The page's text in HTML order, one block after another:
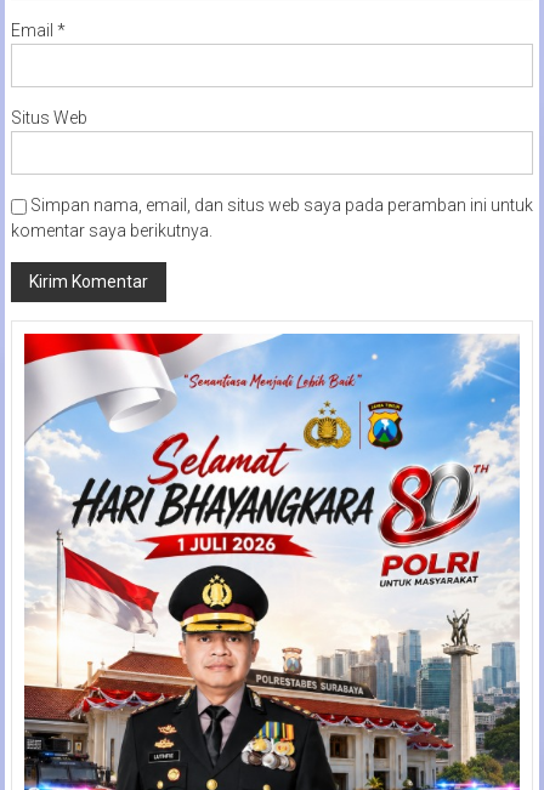
Email *
Situs Web
Simpan nama, email, dan situs web saya pada peramban ini untuk
komentar saya berikutnya.